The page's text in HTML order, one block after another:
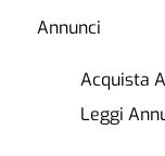
Annunci
Acquista
Leggi